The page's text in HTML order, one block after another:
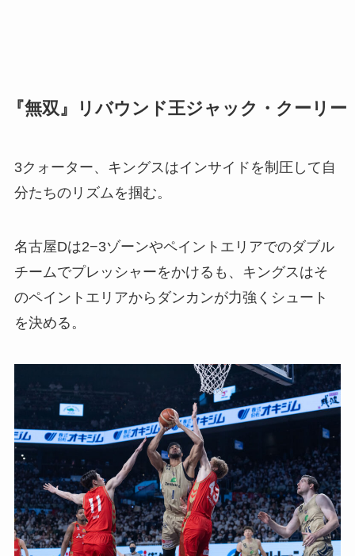
『無双』リバウンド王ジャック・クーリー
3クォーター、キングスはインサイドを制圧して自
分たちのリズムを掴む。
名古屋Dは2−3ゾーンやペイントエリアでのダブル
チームでプレッシャーをかけるも、キングスはそ
のペイントエリアからダンカンが力強くシュート
を決める。